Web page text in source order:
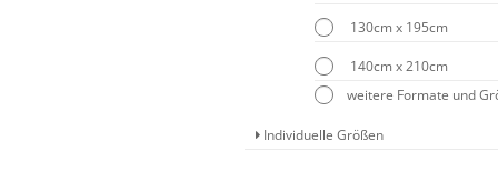
130cm x 195cm
140cm x 210cm
weitere Formate und
Individuelle Größen